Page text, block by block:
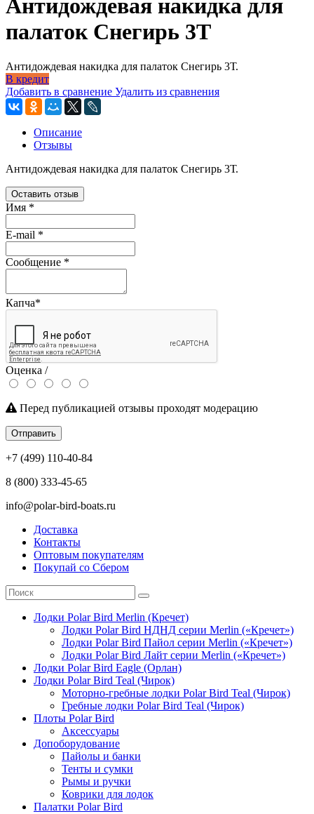
Антидождевая накидка для
палаток Снегирь 3Т
Антидождевая накидка для палаток Снегирь 3Т.
В кредит
Добавить в сравнение Удалить из сравнения
Описание
Отзывы
Антидождевая накидка для палаток Снегирь 3Т.
Оставить отзыв
Имя *
E-mail *
Сообщение *
Капча*
Оценка /
Перед публикацией отзывы проходят модерацию
Отправить
+7 (499) 110-40-84
8 (800) 333-45-65
info@polar-bird-boats.ru
Доставка
Контакты
Оптовым покупателям
Покупай со Сбером
Лодки Polar Bird Merlin (Кречет)
Лодки Polar Bird НДНД серии Merlin («Кречет»)
Лодки Polar Bird Пайол серии Merlin («Кречет»)
Лодки Polar Bird Лайт серии Merlin («Кречет»)
Лодки Polar Bird Eagle (Орлан)
Лодки Polar Bird Teal (Чирок)
Моторно-гребные лодки Polar Bird Teal (Чирок)
Гребные лодки Polar Bird Teal (Чирок)
Плоты Polar Bird
Аксессуары
Допоборудование
Пайолы и банки
Тенты и сумки
Рымы и ручки
Коврики для лодок
Палатки Polar Bird